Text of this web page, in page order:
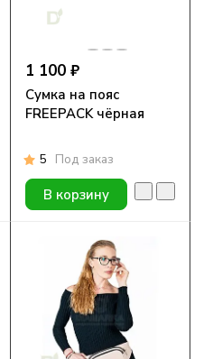
1 100 ₽
Сумка на пояс
FREEPACK чёрная
5 Под заказ
В корзину